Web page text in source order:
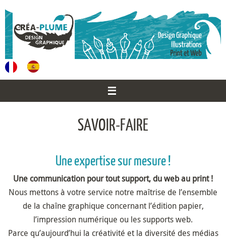
au
contenu
SAVOIR-FAIRE
Une expertise sur mesure !
Une communication pour tout support, du web au print !
Nous mettons à votre service notre maîtrise de l’ensemble
de la chaîne graphique concernant l’édition papier,
l’impression numérique ou les supports web.
Parce qu’aujourd’hui la créativité et la diversité des médias